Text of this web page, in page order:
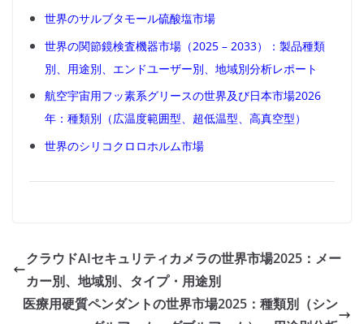
世界のサルブタモール硫酸塩市場
世界の関節鏡検査機器市場（2025 – 2033）：製品種類
別、用途別、エンドユーザー別、地域別分析レポート
航空宇宙用フッ素系グリースの世界及び日本市場2026
年：種類別（広温度範囲型、超低温型、高真空型）
世界のシリコクロロホルム市場
クラウドAIセキュリティカメラの世界市場2025：メー
カー別、地域別、タイプ・用途別
医療用硬質ペンダントの世界市場2025：種類別（シン